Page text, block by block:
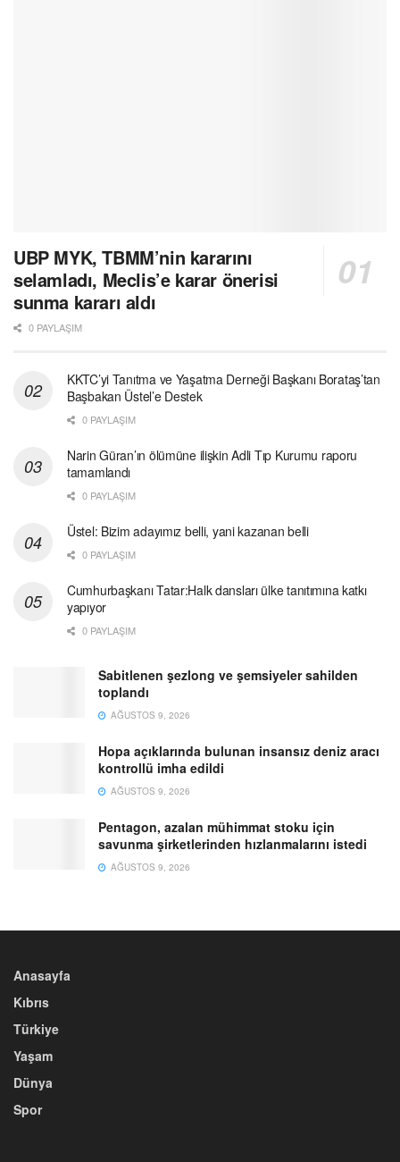
UBP MYK, TBMM’nin kararını
selamladı, Meclis’e karar önerisi
sunma kararı aldı
0 PAYLAŞIM
KKTC’yi Tanıtma ve Yaşatma Derneği Başkanı Borataş’tan
Başbakan Üstel’e Destek
0 PAYLAŞIM
Narin Güran’ın ölümüne ilişkin Adli Tıp Kurumu raporu
tamamlandı
0 PAYLAŞIM
Üstel: Bizim adayımız belli, yani kazanan belli
0 PAYLAŞIM
Cumhurbaşkanı Tatar:Halk dansları ülke tanıtımına katkı
yapıyor
0 PAYLAŞIM
Sabitlenen şezlong ve şemsiyeler sahilden
toplandı
AĞUSTOS 9, 2026
Hopa açıklarında bulunan insansız deniz aracı
kontrollü imha edildi
AĞUSTOS 9, 2026
Pentagon, azalan mühimmat stoku için
savunma şirketlerinden hızlanmalarını istedi
AĞUSTOS 9, 2026
Anasayfa
Kıbrıs
Türkiye
Yaşam
Dünya
Spor